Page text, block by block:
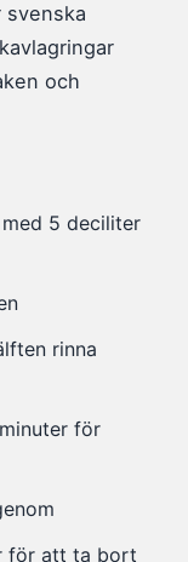
och
5 deciliter
rinna
för
för att ta bort